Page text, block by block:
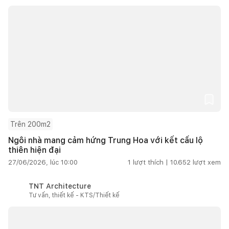
Trên 200m2
Ngôi nhà mang cảm hứng Trung Hoa với kết cấu lộ
thiên hiện đại
27/06/2026, lúc 10:00 1 lượt thích | 10.652 lượt xem
TNT Architecture
Tư vấn, thiết kế - KTS/Thiết kế